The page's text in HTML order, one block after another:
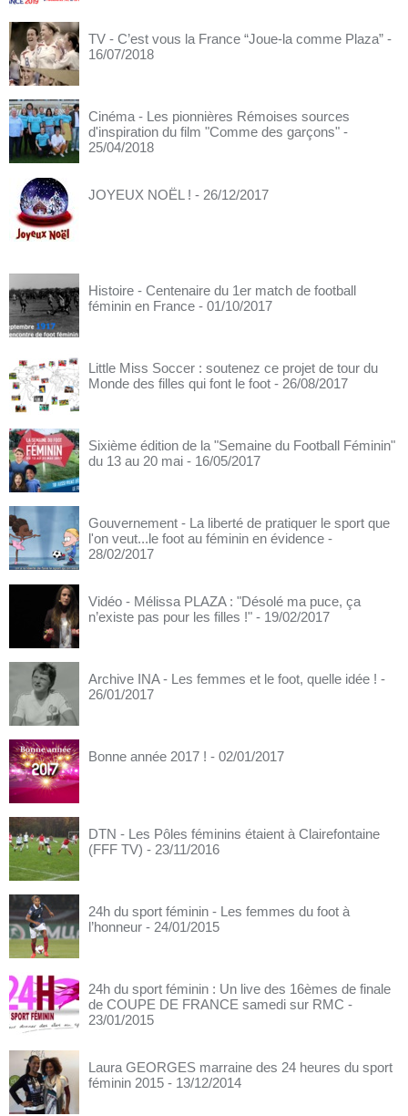
TV - C’est vous la France “Joue-la comme Plaza” -
16/07/2018
Cinéma - Les pionnières Rémoises sources
d'inspiration du film "Comme des garçons" -
25/04/2018
JOYEUX NOËL ! - 26/12/2017
Histoire - Centenaire du 1er match de football
féminin en France - 01/10/2017
Little Miss Soccer : soutenez ce projet de tour du
Monde des filles qui font le foot - 26/08/2017
Sixième édition de la "Semaine du Football Féminin"
du 13 au 20 mai - 16/05/2017
Gouvernement - La liberté de pratiquer le sport que
l'on veut...le foot au féminin en évidence -
28/02/2017
Vidéo - Mélissa PLAZA : "Désolé ma puce, ça
n’existe pas pour les filles !" - 19/02/2017
Archive INA - Les femmes et le foot, quelle idée ! -
26/01/2017
Bonne année 2017 ! - 02/01/2017
DTN - Les Pôles féminins étaient à Clairefontaine
(FFF TV) - 23/11/2016
24h du sport féminin - Les femmes du foot à
l’honneur - 24/01/2015
24h du sport féminin : Un live des 16èmes de finale
de COUPE DE FRANCE samedi sur RMC -
23/01/2015
Laura GEORGES marraine des 24 heures du sport
féminin 2015 - 13/12/2014